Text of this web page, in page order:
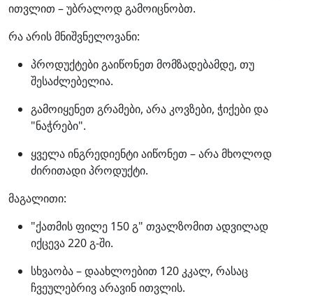
ითვლით – უბრალოდ გამოიცნობთ.
რა არის მნიშვნელოვანი:
პროდუქტები გაიწონეთ მომზადებამდე, თუ
შესაძლებელია.
გამოიყენეთ გრამები, არა კოვზები, ჭიქები და
"ნაჭრები".
ყველა ინგრედიენტი აიწონეთ – არა მხოლოდ
ძირითადი პროდუქტი.
მაგალითი:
"ქათმის ფილე 150 გ" თვალზომით ადვილად
იქცევა 220 გ-ში.
სხვაობა – დაახლოებით 120 კკალ, რასაც
ჩვეულებრივ არავინ ითვლის.